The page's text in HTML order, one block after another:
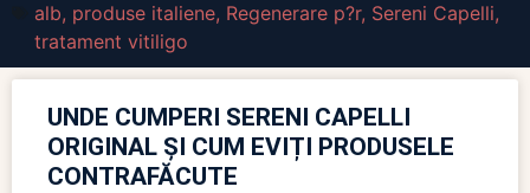
alb, produse italiene, Regenerare p?r, Sereni Capelli,
tratament vitiligo
UNDE CUMPERI SERENI CAPELLI
ORIGINAL ȘI CUM EVIȚI PRODUSELE
CONTRAFĂCUTE